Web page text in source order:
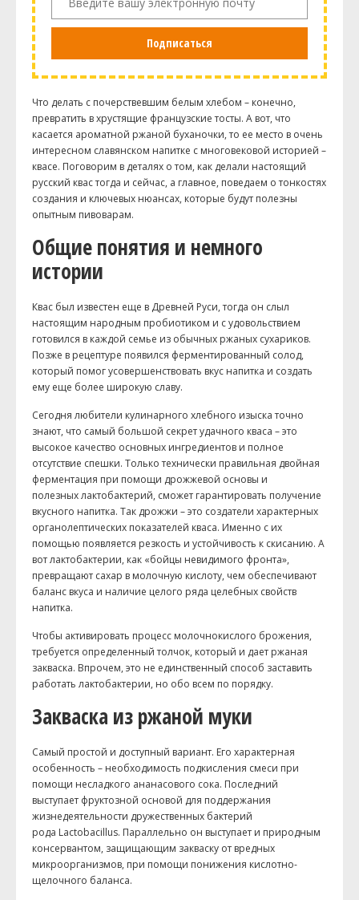
Подписаться
Что делать с почерствевшим белым хлебом – конечно,
превратить в хрустящие французские тосты. А вот, что
касается ароматной ржаной буханочки, то ее место в очень
интересном славянском напитке с многовековой историей –
квасе. Поговорим в деталях о том, как делали настоящий
русский квас тогда и сейчас, а главное, поведаем о тонкостях
создания и ключевых нюансах, которые будут полезны
опытным пивоварам.
Общие понятия и немного
истории
Квас был известен еще в Древней Руси, тогда он слыл
настоящим народным пробиотиком и с удовольствием
готовился в каждой семье из обычных ржаных сухариков.
Позже в рецептуре появился ферментированный солод,
который помог усовершенствовать вкус напитка и создать
ему еще более широкую славу.
Сегодня любители кулинарного хлебного изыска точно
знают, что самый большой секрет удачного кваса – это
высокое качество основных ингредиентов и полное
отсутствие спешки. Только технически правильная двойная
ферментация при помощи дрожжевой основы и
полезных лактобактерий, сможет гарантировать получение
вкусного напитка. Так дрожжи – это создатели характерных
органолептических показателей кваса. Именно с их
помощью появляется резкость и устойчивость к скисанию. А
вот лактобактерии, как «бойцы невидимого фронта»,
превращают сахар в молочную кислоту, чем обеспечивают
баланс вкуса и наличие целого ряда целебных свойств
напитка.
Чтобы активировать процесс молочнокислого брожения,
требуется определенный толчок, который и дает ржаная
закваска. Впрочем, это не единственный способ заставить
работать лактобактерии, но обо всем по порядку.
Закваска из ржаной муки
Самый простой и доступный вариант. Его характерная
особенность – необходимость подкисления смеси при
помощи несладкого ананасового сока. Последний
выступает фруктозной основой для поддержания
жизнедеятельности дружественных бактерий
рода Lactobacillus. Параллельно он выступает и природным
консервантом, защищающим закваску от вредных
микроорганизмов, при помощи понижения кислотно-
щелочного баланса.